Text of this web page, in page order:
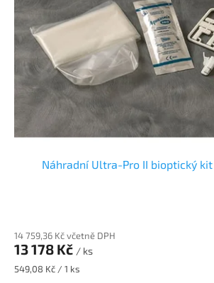
Náhradní Ultra-Pro II bioptický kit
14 759,36 Kč včetně DPH
13 178 Kč / ks
Měrná
549,08 Kč / 1 ks